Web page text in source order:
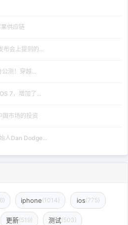
供应链
布会上提到的...
公测！穿越...
7，增加了...
国市场的投资
人Dan Dodge...
iphone(1014) ios(775)
更新(519) 测试(503)